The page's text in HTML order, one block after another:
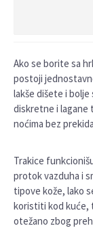
Ako se borite sa
postoji
lakše dišete i
diskretne i lagane
noćima bez
Trakice
protok vazduha i
tipove kože, lako
koristiti kod kuće,
otežano zbog